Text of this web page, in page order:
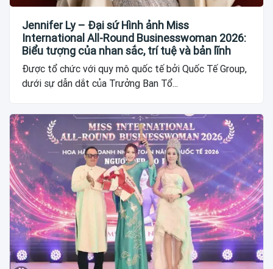
Jennifer Ly – Đại sứ Hình ảnh Miss
International All-Round Businesswoman 2026:
Biểu tượng của nhan sắc, trí tuệ và bản lĩnh
Được tổ chức với quy mô quốc tế bởi Quốc Tế Group,
dưới sự dẫn dắt của Trưởng Ban Tổ...